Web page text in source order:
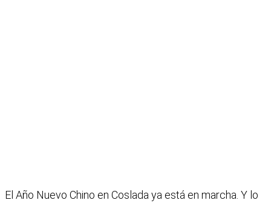
El Año Nuevo Chino en Coslada ya está en marcha. Y lo